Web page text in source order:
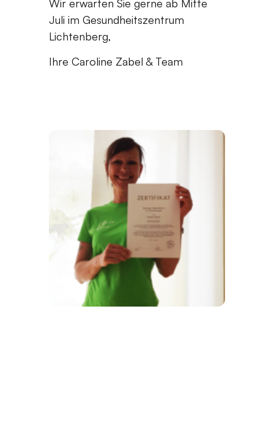
Wir erwarten Sie gerne ab Mitte
Juli im Gesundheitszentrum
Lichtenberg,
Ihre Caroline Zabel & Team